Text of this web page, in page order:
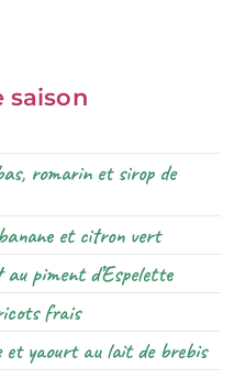
saison
romarin et sirop de
et citron vert
au piment d’Espelette
frais
et yaourt au lait de brebis